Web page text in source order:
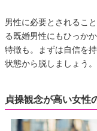
男性に必要とされるこ
る既婚男性にもひっか
特徴も。まずは自信を
状態から脱しましょう。
貞操観念が高い女性